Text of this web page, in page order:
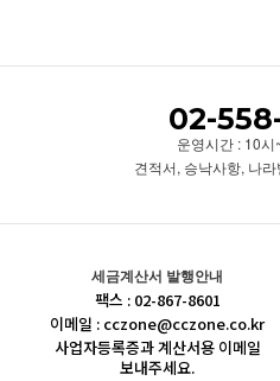
02-
운영시간 : 10
견적서, 승낙사항, 나
세금계산서 발행안내
팩스 : 02-867-8601
이메일 : cczone@cczone.co.kr
사업자등록증과 계산서용 이메일
보내주세요.